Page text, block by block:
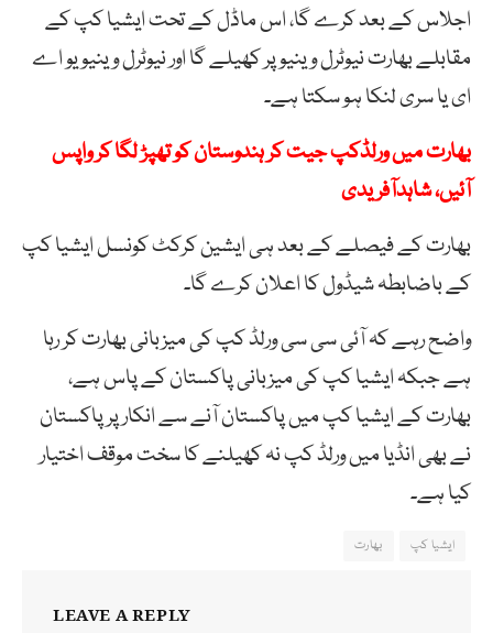
اجلاس کے بعد کرے گا، اس ماڈل کے تحت ایشیا کپ کے
مقابلے بھارت نیوٹرل وینیو پر کھیلے گا اور نیوٹرل وینیو یو اے
ای یا سری لنکا ہو سکتا ہے۔
بھارت میں ورلڈکپ جیت کر ہندوستان کو تھپڑ لگا کر واپس
آئیں، شاہدآفریدی
بھارت کے فیصلے کے بعد ہی ایشین کرکٹ کونسل ایشیا کپ
کے باضابطہ شیڈول کا اعلان کرے گا۔
واضح رہے کہ آئی سی سی ورلڈ کپ کی میزبانی بھارت کر رہا
ہے جبکہ ایشیا کپ کی میزبانی پاکستان کے پاس ہے،
بھارت کے ایشیا کپ میں پاکستان آنے سے انکار پر پاکستان
نے بھی انڈیا میں ورلڈ کپ نہ کھیلنے کا سخت موقف اختیار
کیا ہے۔
ایشیا کپ بھارت
LEAVE A REPLY